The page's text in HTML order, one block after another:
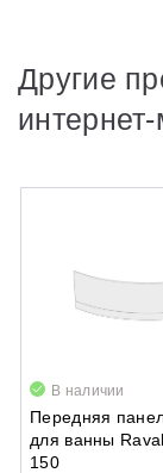
Другие
В наличии
Передняя
для ванны
150